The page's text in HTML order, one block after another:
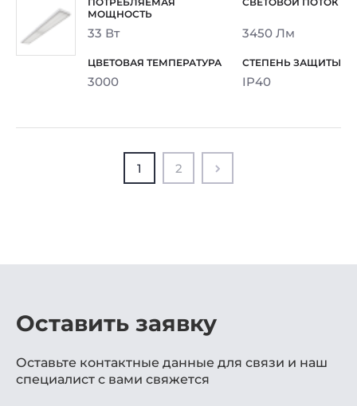
33 Вт 3450 Лм
3000 IP40
1 2
Оставить заявку
Оставьте контактные данные для связи и наш
специалист с вами свяжется